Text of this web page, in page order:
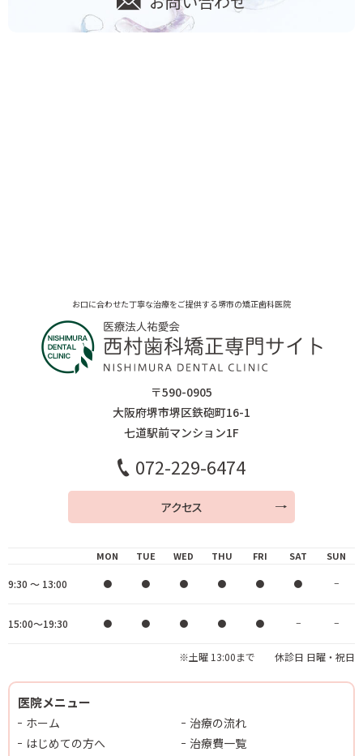
お口に合わせた丁寧な治療をご提供する堺市の矯正歯科医院
〒590-0905
大阪府堺市堺区鉄砲町16-1
七道駅前マンション1F
072-229-6474
アクセス
MON TUE WED THU FRI SAT SUN
※土曜 13:00まで 休診日 日曜・祝日
9:30 ～ 13:00 ● ● ● ● ● ● −
15:00～19:30 ● ● ● ● ● − −
医院メニュー
ホーム
はじめての方へ
治療の流れ
治療費一覧